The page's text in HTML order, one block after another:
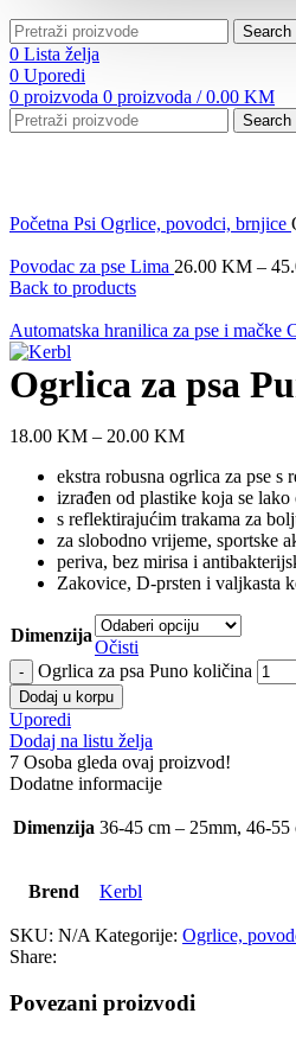
Search
0 Lista želja
0 Uporedi
0 proizvoda 0 proizvoda / 0.00 KM
Search
Početna Psi Ogrlice, povodci, brnjice
Povodac za pse Lima 26.00 KM –
Back to products
Automatska hranilica za pse i mačke
Ogrlica za psa
18.00 KM – 20.00 KM
ekstra robusna ogrlica za pse s
izrađen od plastike koja se
s reflektirajućim trakama za
za slobodno vrijeme, sportske
periva, bez mirisa i
Zakovice, D-prsten i valjkasta
Dimenzija
Očisti
Ogrlica za psa Puno količina
Dodaj u korpu
Uporedi
Dodaj na listu želja
7 Osoba gleda ovaj proizvod!
Dodatne informacije
Dimenzija 36-45 cm – 25mm, 46-
Brend Kerbl
SKU: N/A Kategorije: Ogrlice,
Share:
Povezani proizvodi